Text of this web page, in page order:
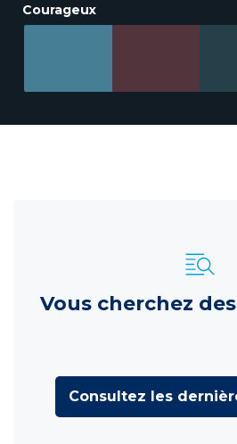
Courageux
Vous cherchez
Consultez les